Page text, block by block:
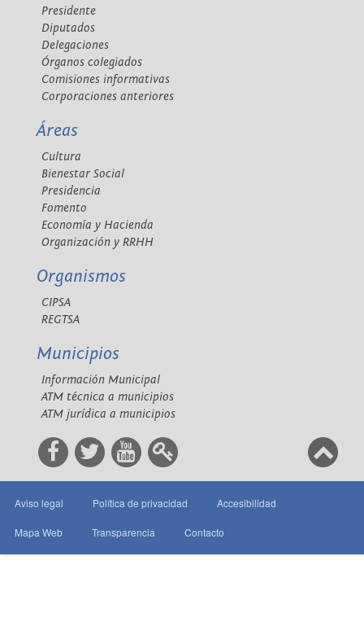
Presidente
Diputados
Delegaciones
Órganos colegiados
Comisiones informativas
Corporaciones anteriores
Áreas
Cultura
Bienestar Social
Presidencia
Fomento
Economía y Hacienda
Organización y RRHH
Organismos
CIPSA
REGTSA
Municipios
Información Municipal
ATM técnica a municipios
ATM jurídica a municipios
Aviso legal Política de privacidad Accesibilidad
Mapa Web Transparencia Contacto